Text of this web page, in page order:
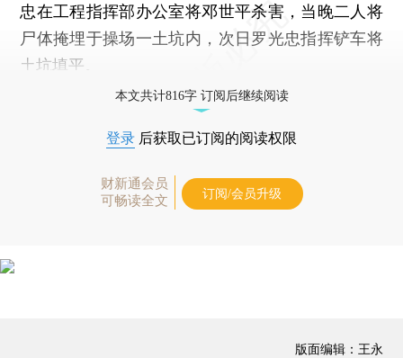
忠在工程指挥部办公室将邓世平杀害，当晚二人将
尸体掩埋于操场一土坑内，次日罗光忠指挥铲车将
土坑填平。
本文共计816字 订阅后继续阅读
登录 后获取已订阅的阅读权限
财新通会员
可畅读全文
订阅/会员升级
版面编辑：王永